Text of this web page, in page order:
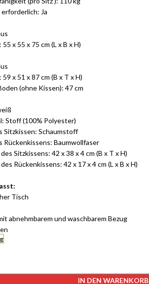
Ja
x 55 x 75 cm (L x B x H)
x 51 x 87 cm (B x T x H)
(ohne Kissen): 47 cm
Stoff (100% Polyester)
Sitzkissen: Schaumstoff
Rückenkissens: Baumwollfaser
Sitzkissens: 42 x 38 x 4 cm (B x T x H)
Rückenkissens: 42 x 17 x 4 cm (L x B x H)
Tisch
abnehmbarem und waschbarem Bezug
IN DEN WARENKORB